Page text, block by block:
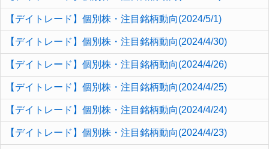
【デイトレード】個別株・注目銘柄動向(2024/5/1)
【デイトレード】個別株・注目銘柄動向(2024/4/30)
【デイトレード】個別株・注目銘柄動向(2024/4/26)
【デイトレード】個別株・注目銘柄動向(2024/4/25)
【デイトレード】個別株・注目銘柄動向(2024/4/24)
【デイトレード】個別株・注目銘柄動向(2024/4/23)